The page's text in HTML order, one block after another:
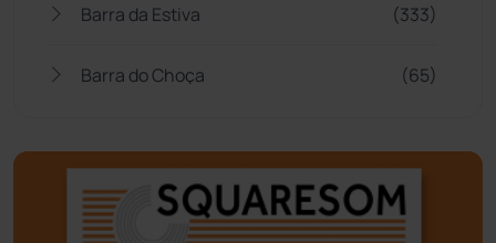
Barra da Estiva (333)
Barra do Choça (65)
Bom Jesus da Lapa (507)